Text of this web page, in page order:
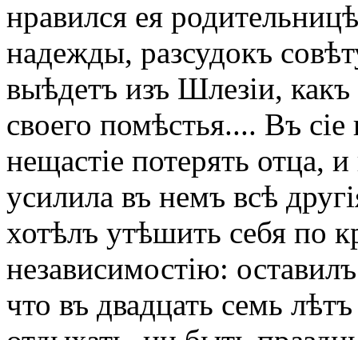
нравился ея
надежды, разсудокъ
выѣдетъ изъ Шлезіи,
своего помѣстья.... Въ
нещастіе потерять отца,
усилила въ немъ всѣ
хотѣлъ утѣшить себя по
независимостію:
что въ двадцать семь